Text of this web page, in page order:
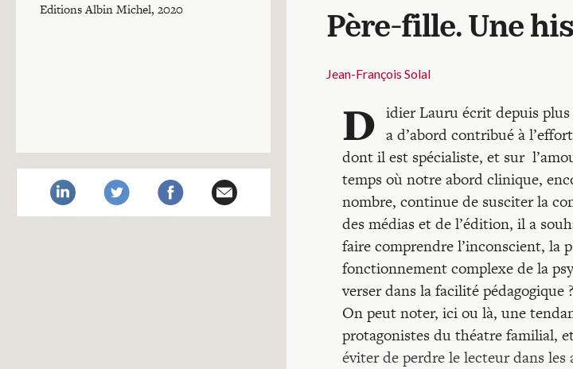
Editions Albin Michel, 2020
Père-fille. Une
Jean-François Solal
D idier Lauru écrit depuis
a d’abord contribué à
dont il est spécialiste, et sur
temps où notre abord clinique,
nombre, continue de susciter la
des médias et de l’édition, il a
faire comprendre l’inconscient, la
fonctionnement complexe de la
verser dans la facilité
On peut noter, ici ou là, une
protagonistes du théatre familial,
éviter de perdre le lecteur dans les